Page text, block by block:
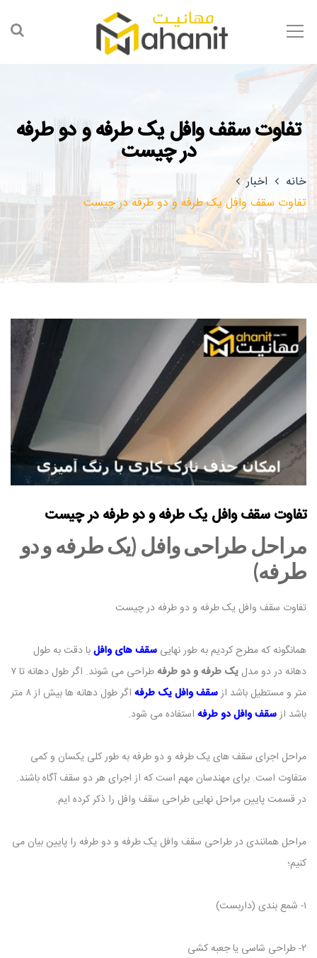
تفاوت سقف وافل یک طرفه و دو طرفه
در چیست
خانه
اخبار
تفاوت سقف وافل یک طرفه و دو طرفه در چیست
تفاوت سقف وافل یک طرفه و دو طرفه در چیست
مراحل طراحی وافل (یک طرفه و دو
طرفه)
تفاوت سقف وافل یک طرفه و دو طرفه در چیست
همانگونه که مطرح کردیم به طور نهایی سقف های وافلبا دقت به طول
دهانه در دو مدل یک طرفه و دو طرفه
طراحی می شوند. اگر طول دهانه تا ۷
متر و مستطیل باشد ازسقف وافل یک طرفه
اگر طول دهانه ها بیش از ۸ متر
باشد ازسقف وافل دو طرفه استفاده می شود.
مراحل اجرای سقف های یک طرفه و دو طرفه به طور کلی یکسان و کمی
متفاوت است. برای مهندسان مهم است که از اجرای هر دو سقف آگاه باشند.
در قسمت پایین مراحل نهایی طراحی سقف وافل را ذکر کرده ایم.
مراحل همانندی در طراحی سقف وافل یک طرفه و دو طرفه را پایین بیان می
کنیم؛
۱- شمع بندی (داربست)
۲- طراحی شاسی یا جعبه کشی